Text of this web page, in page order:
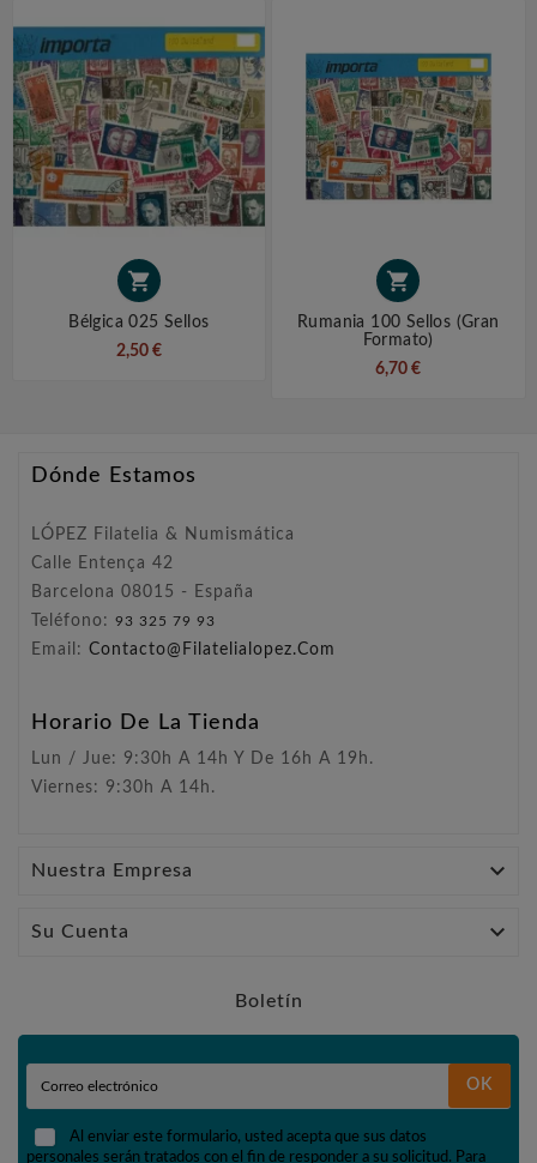

Bélgica 025 Sellos
2,50 €

Rumania 100 Sellos (gran
Formato)
6,70 €
Dónde Estamos
LÓPEZ Filatelia & Numismática
Calle Entença 42
Barcelona 08015 - España
Teléfono: 93 325 79 93
Email: Contacto@filatelialopez.com
Horario De La Tienda
Lun / Jue: 9:30h A 14h Y De 16h A 19h.
Viernes: 9:30h A 14h.
Nuestra Empresa 
Su Cuenta 
Boletín
OK
Al enviar este formulario, usted acepta que sus datos
personales serán tratados con el fin de responder a su solicitud. Para